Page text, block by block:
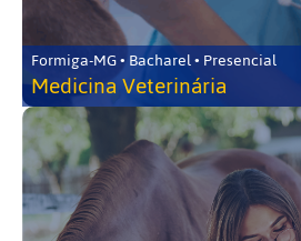
Formiga-MG • Bacharel • Presencial
Medicina Veterinária